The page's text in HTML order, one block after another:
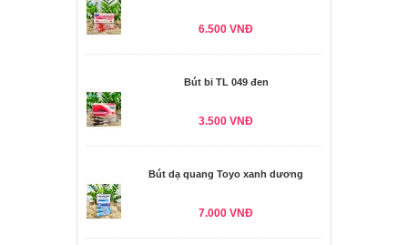
6.500 VNĐ
Bút bi TL 049 đen
3.500 VNĐ
Bút dạ quang Toyo xanh dương
7.000 VNĐ